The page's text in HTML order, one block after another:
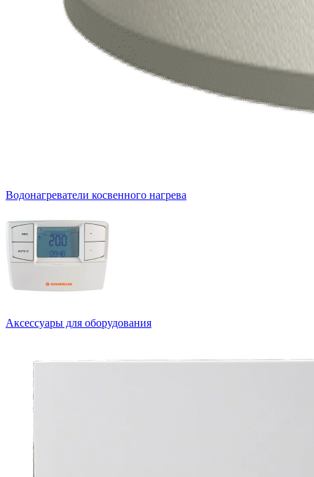
Водонагреватели косвенного нагрева
Аксессуары для оборудования